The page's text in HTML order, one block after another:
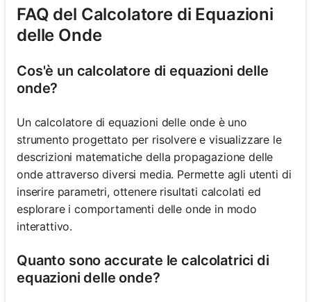
FAQ del Calcolatore di Equazioni
delle Onde
Cos'è un calcolatore di equazioni delle
onde?
Un calcolatore di equazioni delle onde è uno
strumento progettato per risolvere e visualizzare le
descrizioni matematiche della propagazione delle
onde attraverso diversi media. Permette agli utenti di
inserire parametri, ottenere risultati calcolati ed
esplorare i comportamenti delle onde in modo
interattivo.
Quanto sono accurate le calcolatrici di
equazioni delle onde?